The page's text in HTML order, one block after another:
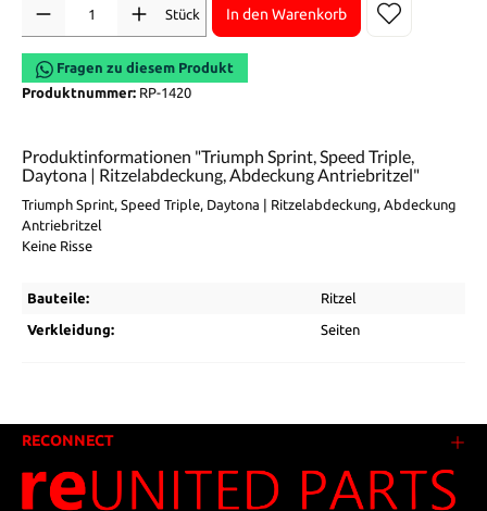
Stück
In den Warenkorb
Fragen zu diesem Produkt
Produktnummer: RP-1420
Produktinformationen "Triumph Sprint, Speed Triple,
Daytona | Ritzelabdeckung, Abdeckung Antriebritzel"
Triumph Sprint, Speed Triple, Daytona | Ritzelabdeckung, Abdeckung
Antriebritzel
Keine Risse
Bauteile: Ritzel
Verkleidung: Seiten
RECONNECT